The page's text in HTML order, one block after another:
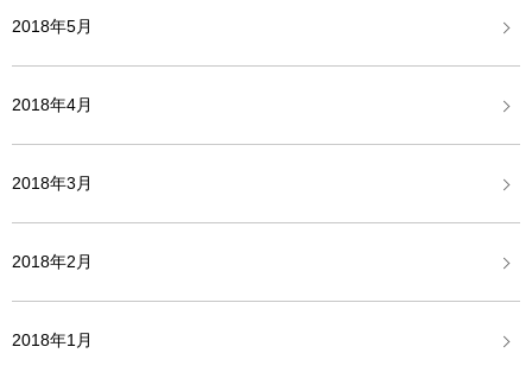
2018年5月
2018年4月
2018年3月
2018年2月
2018年1月